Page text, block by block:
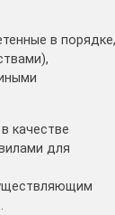
в порядке,
качестве
для